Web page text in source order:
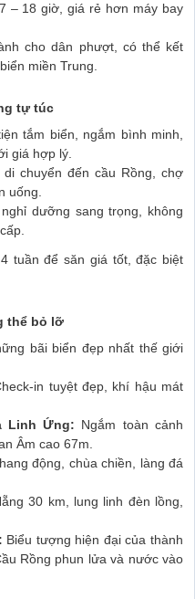
– 18 giờ, giá rẻ hơn máy bay
cho dân phượt, có thể kết
miền Trung.
tự túc
tắm biển, ngắm bình minh,
giá hợp lý.
di chuyển đến cầu Rồng, chợ
uống.
dưỡng sang trọng, không
tuần để săn giá tốt, đặc biệt
thể bỏ lỡ
bãi biển đẹp nhất thế giới
in tuyệt đẹp, khí hậu mát
Linh Ứng: Ngắm toàn cảnh
Âm cao 67m.
động, chùa chiền, làng đá
30 km, lung linh đèn lồng,
Biểu tượng hiện đại của thành
Rồng phun lửa và nước vào